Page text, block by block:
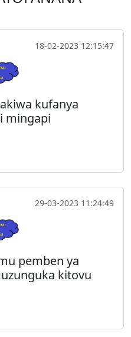
18-02-2023 12:15:47
kufanya
mingapi
29-03-2023 11:24:49
pemben ya
kitovu